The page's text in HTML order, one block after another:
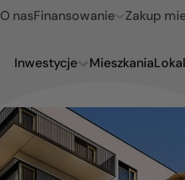
O nasFinansowanie Zakup
Inwestycje Mieszkania